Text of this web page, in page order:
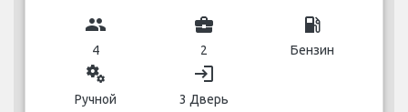
group
4
business_center
2
local_gas_station
Бензин
miscellaneous_services
Ручной
login
3 Дверь